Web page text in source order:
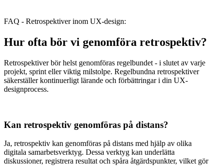
FAQ - Retrospektiver inom UX-design:
Hur ofta bör vi genomföra retrospektiv?
Retrospektiver bör helst genomföras regelbundet - i slutet av varje
projekt, sprint eller viktig milstolpe. Regelbundna retrospektiver
säkerställer kontinuerligt lärande och förbättringar i din UX-
designprocess.
Kan retrospektiv genomföras på distans?
Ja, retrospektiv kan genomföras på distans med hjälp av olika
digitala samarbetsverktyg. Dessa verktyg kan underlätta
diskussioner, registrera resultat och spåra åtgärdspunkter, vilket gör